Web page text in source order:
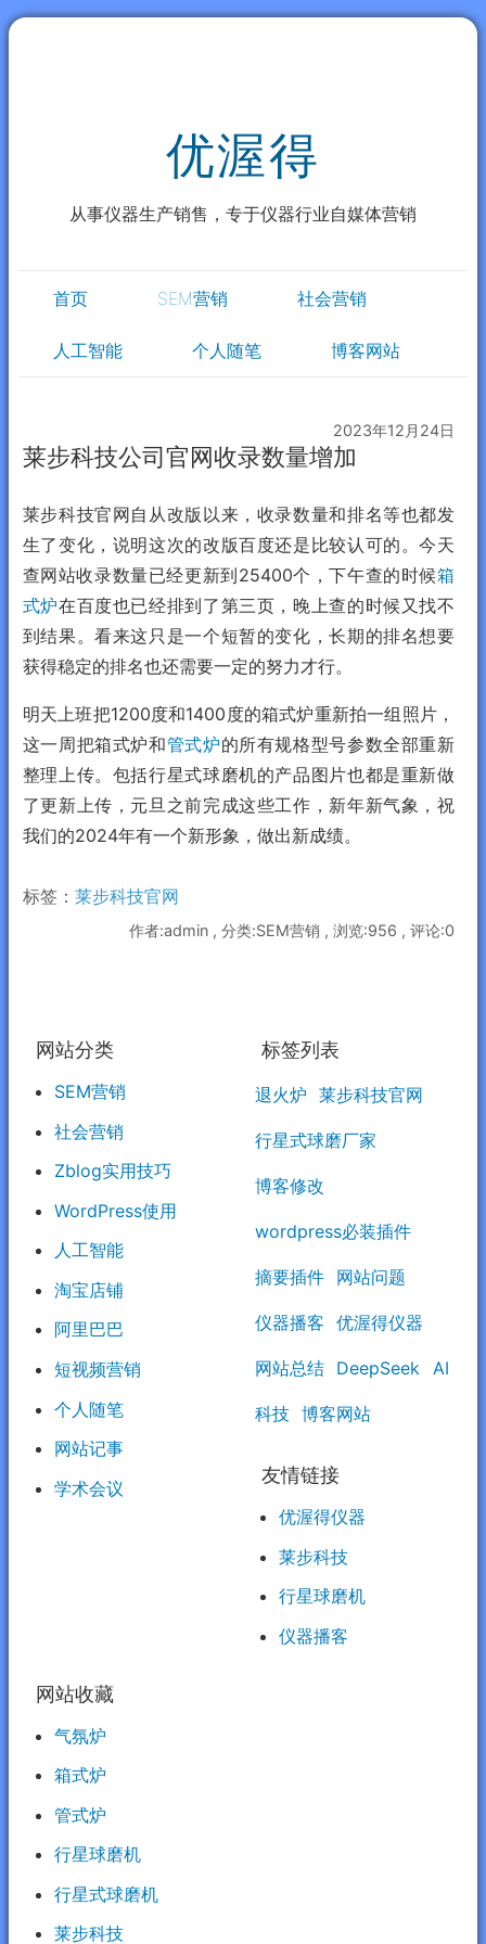
优渥得
从事仪器生产销售，专于仪器行业自媒体营销
首页 SEM营销 社会营销
人工智能 个人随笔 博客网站
2023年12月24日
莱步科技公司官网收录数量增加
莱步科技官网自从改版以来，收录数量和排名等也都发
生了变化，说明这次的改版百度还是比较认可的。今天
查网站收录数量已经更新到25400个，下午查的时候箱
式炉在百度也已经排到了第三页，晚上查的时候又找不
到结果。看来这只是一个短暂的变化，长期的排名想要
获得稳定的排名也还需要一定的努力才行。
明天上班把1200度和1400度的箱式炉重新拍一组照片，
这一周把箱式炉和管式炉的所有规格型号参数全部重新
整理上传。包括行星式球磨机的产品图片也都是重新做
了更新上传，元旦之前完成这些工作，新年新气象，祝
我们的2024年有一个新形象，做出新成绩。
标签： 莱步科技官网
作者:admin , 分类:SEM营销 , 浏览:956 , 评论:0
网站分类
SEM营销
社会营销
Zblog实用技巧
WordPress使用
人工智能
淘宝店铺
阿里巴巴
短视频营销
个人随笔
网站记事
学术会议
标签列表
退火炉 莱步科技官网
行星式球磨厂家
博客修改
wordpress必装插件
摘要插件 网站问题
仪器播客 优渥得仪器
网站总结 DeepSeek AI
科技 博客网站
友情链接
优渥得仪器
莱步科技
行星球磨机
仪器播客
网站收藏
气氛炉
箱式炉
管式炉
行星球磨机
行星式球磨机
莱步科技